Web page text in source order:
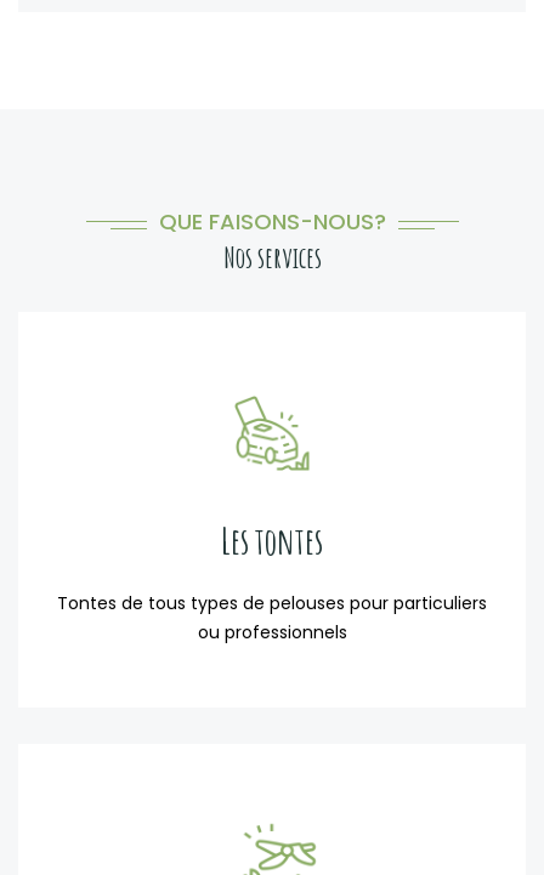
QUE FAISONS-NOUS?
Nos services
Les tontes
Tontes de tous types de pelouses pour particuliers
ou professionnels